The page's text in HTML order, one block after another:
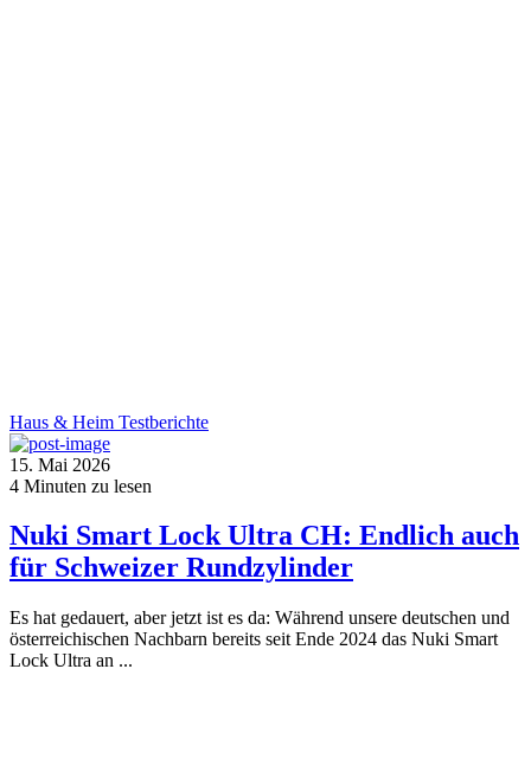
Haus & Heim Testberichte
15. Mai 2026
4 Minuten zu lesen
Nuki Smart Lock Ultra CH: Endlich auch
für Schweizer Rundzylinder
Es hat gedauert, aber jetzt ist es da: Während unsere deutschen und
österreichischen Nachbarn bereits seit Ende 2024 das Nuki Smart
Lock Ultra an ...